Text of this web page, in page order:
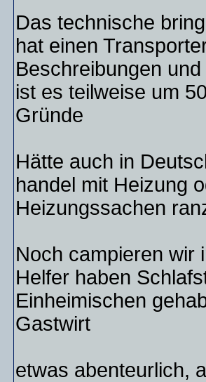
Das technische
hat einen
Beschreibungen
ist es teilweise um
Gründe
Hätte auch in
handel mit Heizung
Heizungssachen
Noch campieren wir
Helfer haben
Einheimischen
Gastwirt
etwas abenteurlich,